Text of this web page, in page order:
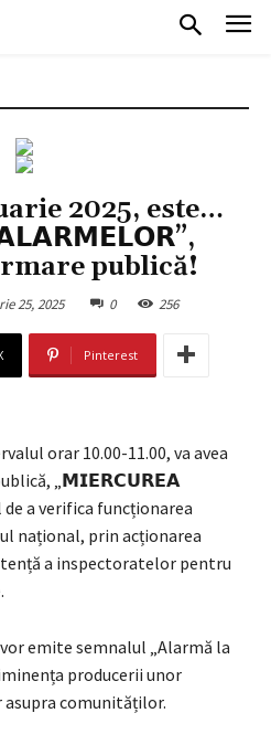
2025, este…
publică!
25, 2025 0 256
Pinterest
orar 10.00-11.00, va avea
publică, „𝗠𝗜𝗘𝗥𝗖𝗨𝗥𝗘𝗔
a verifica funcționarea
național, prin acționarea
a inspectoratelor pentru
emite semnalul „Alarmă la
producerii unor
comunităților.